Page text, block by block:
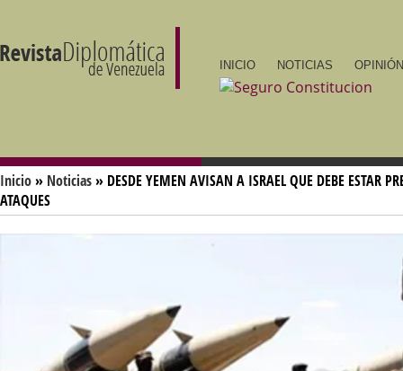
INICIO NOTICIAS
Inicio» Noticias» DESDE YEMEN AVISAN A ISRAEL QUE DEBE ESTAR
ATAQUES